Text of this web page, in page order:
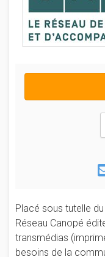
Placé sous tutelle
Réseau Canopé
transmédias
besoins de la